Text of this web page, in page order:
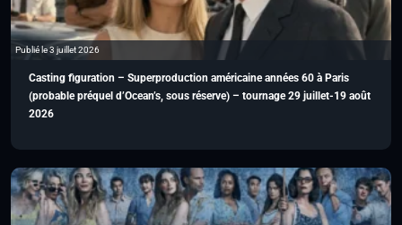
Publié le 3 juillet 2026
Casting figuration – Superproduction américaine années 60 à Paris
(probable préquel d’Ocean’s, sous réserve) – tournage 29 juillet-19 août
2026